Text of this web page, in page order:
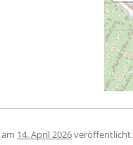
am 14. April 2026veröffentlicht.